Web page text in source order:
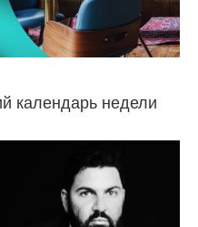
календарь недели